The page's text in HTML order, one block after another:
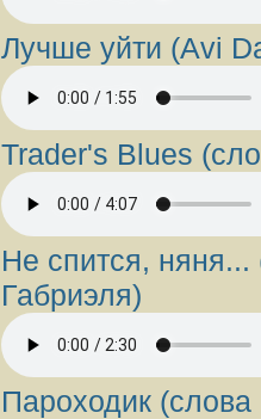
Лучше уйти (Avi
Trader's Blues
Не спится,
Габриэля)
Пароходик